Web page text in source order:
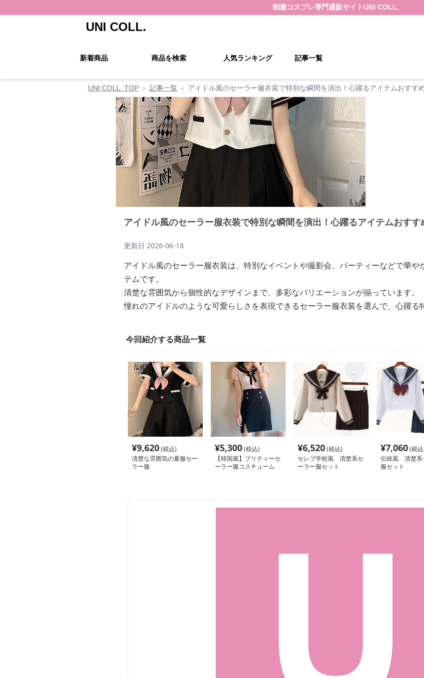
制服コスプレ専門通販サイト UNI COLL.
UNI COLL.
新着商品 商品を検索 人気ランキング 記事一覧
UNI COLL. TOP › 記事一覧 › アイドル風のセーラー服衣装で特別な瞬間を演出！心躍るアイテムおすす
アイドル風のセーラー服衣装で特別な瞬間を演出！心躍るアイテムおすす
更新日 2026-06-18
アイドル風のセーラー服衣装は、特別なイベントや撮影会、パーティーなどで華や
テムです。
清楚な雰囲気から個性的なデザインまで、多彩なバリエーションが揃っています。
憧れのアイドルのような可愛らしさを表現できるセーラー服衣装を選んで、心躍る
今回紹介する商品一覧
¥9,620(税込)
清楚な雰囲気の夏服セー
ラー服
¥5,300(税込)
【韓国風】プリティーセ
ーラー服コスチューム
¥6,520(税込)
セレブ学校風 清楚系セ
ーラー服セット
¥7,060(税
伝統風 清楚系
服セット